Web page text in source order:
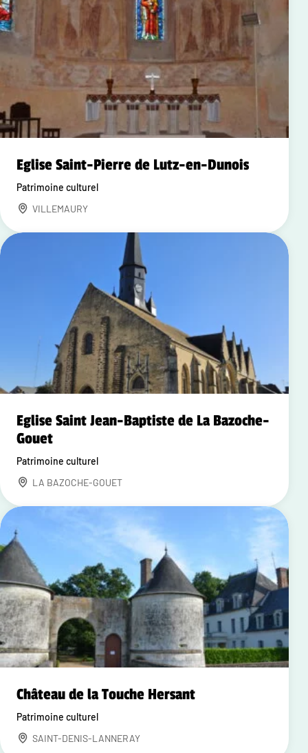
Eglise Saint-Pierre de Lutz-en-Dunois
Patrimoine culturel
VILLEMAURY
Eglise Saint Jean-Baptiste de La Bazoche-
Gouet
Patrimoine culturel
LA BAZOCHE-GOUET
Château de la Touche Hersant
Patrimoine culturel
SAINT-DENIS-LANNERAY